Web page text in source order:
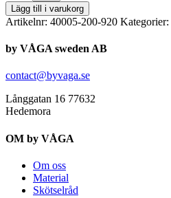
Lägg till i varukorg
Artikelnr: 40005-200-920 Kategorier:
by VÅGA sweden AB
contact@byvaga.se
Långgatan 16 77632
Hedemora
OM by VÅGA
Om oss
Material
Skötselråd